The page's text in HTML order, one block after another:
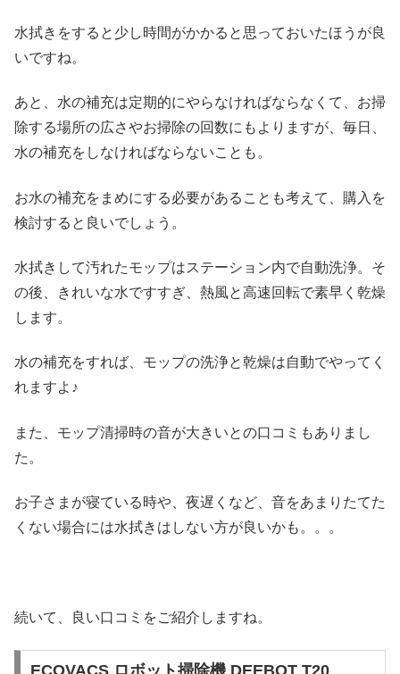
水拭きをすると少し時間がかかると思っておいたほうが良
いですね。
あと、水の補充は定期的にやらなければならなくて、お掃
除する場所の広さやお掃除の回数にもよりますが、毎日、
水の補充をしなければならないことも。
お水の補充をまめにする必要があることも考えて、購入を
検討すると良いでしょう。
水拭きして汚れたモップはステーション内で自動洗浄。そ
の後、きれいな水ですすぎ、熱風と高速回転で素早く乾燥
します。
水の補充をすれば、モップの洗浄と乾燥は自動でやってく
れますよ♪
また、モップ清掃時の音が大きいとの口コミもありまし
た。
お子さまが寝ている時や、夜遅くなど、音をあまりたてた
くない場合には水拭きはしない方が良いかも。。。
続いて、良い口コミをご紹介しますね。